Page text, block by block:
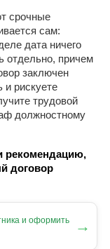
срочные
сам:
дата ничего
отдельно, причем
заключен
и рискуете
трудовой
должностному
рекомендацию,
договор
и оформить
→